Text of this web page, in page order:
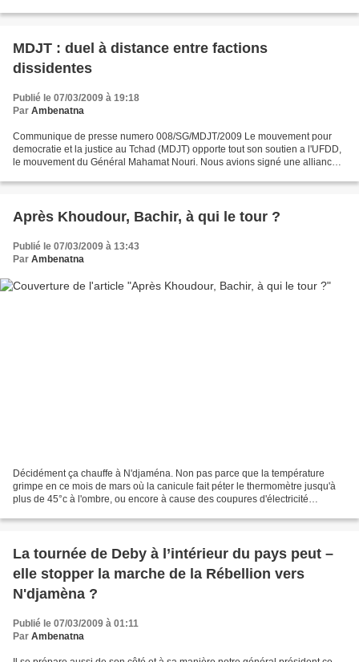
MDJT : duel à distance entre factions
dissidentes
Publié le 07/03/2009 à 19:18
Par Ambenatna
Communique de presse numero 008/SG/MDJT/2009 Le mouvement pour
democratie et la justice au Tchad (MDJT) opporte tout son soutien a l'UFDD,
le mouvement du Général Mahamat Nouri. Nous avions signé une alliance
Après Khoudour, Bachir, à qui le tour ?
Publié le 07/03/2009 à 13:43
Par Ambenatna
Décidément ça chauffe à N'djaména. Non pas parce que la température
grimpe en ce mois de mars où la canicule fait péter le thermomètre jusqu'à
plus de 45°c à l'ombre, ou encore à cause des coupures d'électricité
La tournée de Deby à l’intérieur du pays peut –
elle stopper la marche de la Rébellion vers
N'djamèna ?
Publié le 07/03/2009 à 01:11
Par Ambenatna